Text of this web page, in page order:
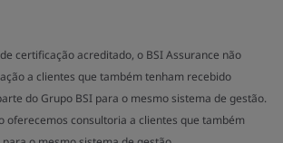
certificação acreditado, o BSI Assurance não
a clientes que também tenham recebido
do Grupo BSI para o mesmo sistema de gestão.
oferecemos consultoria a clientes que também